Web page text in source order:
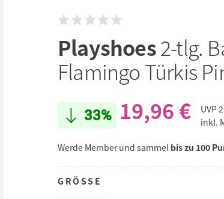
Playshoes2-tlg.
Flamingo Türkis
33% 19,96 € UVP
inkl.
Werde Member und sammel bis zu 100
GRÖSSE